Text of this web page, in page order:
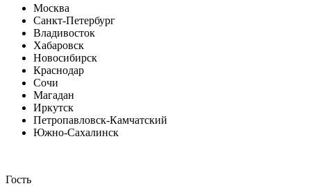
Москва
Санкт-Петербург
Владивосток
Хабаровск
Новосибирск
Краснодар
Сочи
Магадан
Иркутск
Петропавловск-Камчатский
Южно-Сахалинск
Гость